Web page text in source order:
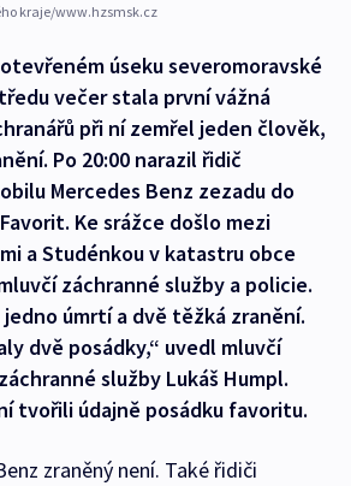
kraje/www.hzsmsk.cz
úseku severomoravské
večer stala první vážná
při ní zemřel jeden člověk,
Po 20:00 narazil řidič
Mercedes Benz zezadu do
Ke srážce došlo mezi
a Studénkou v katastru obce
záchranné služby a policie.
úmrtí a dvě těžká zranění.
dvě posádky,“ uvedl mluvčí
služby Lukáš Humpl.
tvořili údajně posádku favoritu.
zraněný není. Také řidiči